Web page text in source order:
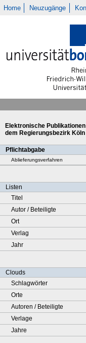
Home Neuzugänge
Elektronische
dem Regierungsbezirk Köln
Pflichtabgabe
Ablieferungsverfahren
Listen
Titel
Autor / Beteiligte
Ort
Verlag
Jahr
Clouds
Schlagwörter
Orte
Autoren / Beteiligte
Verlage
Jahre